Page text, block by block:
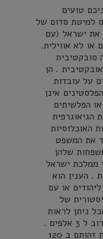
טועים
למיטת סדום של
את ישראל (עם
או לא אווילית.
סובקטיבית
. הן
על עובדות
אינן
הפלשיתים
הגיאוגרפית
האוכלוסיות
את המשפט
שלהן
ממלכת ישראל
. הענין הוא
או עם
של
ניתן לראות
רציפות תרבותית של ישראל כקרוב ל 3 אלפים .
הפלסטינים גבשו או מגבשים את זהותם ב 120